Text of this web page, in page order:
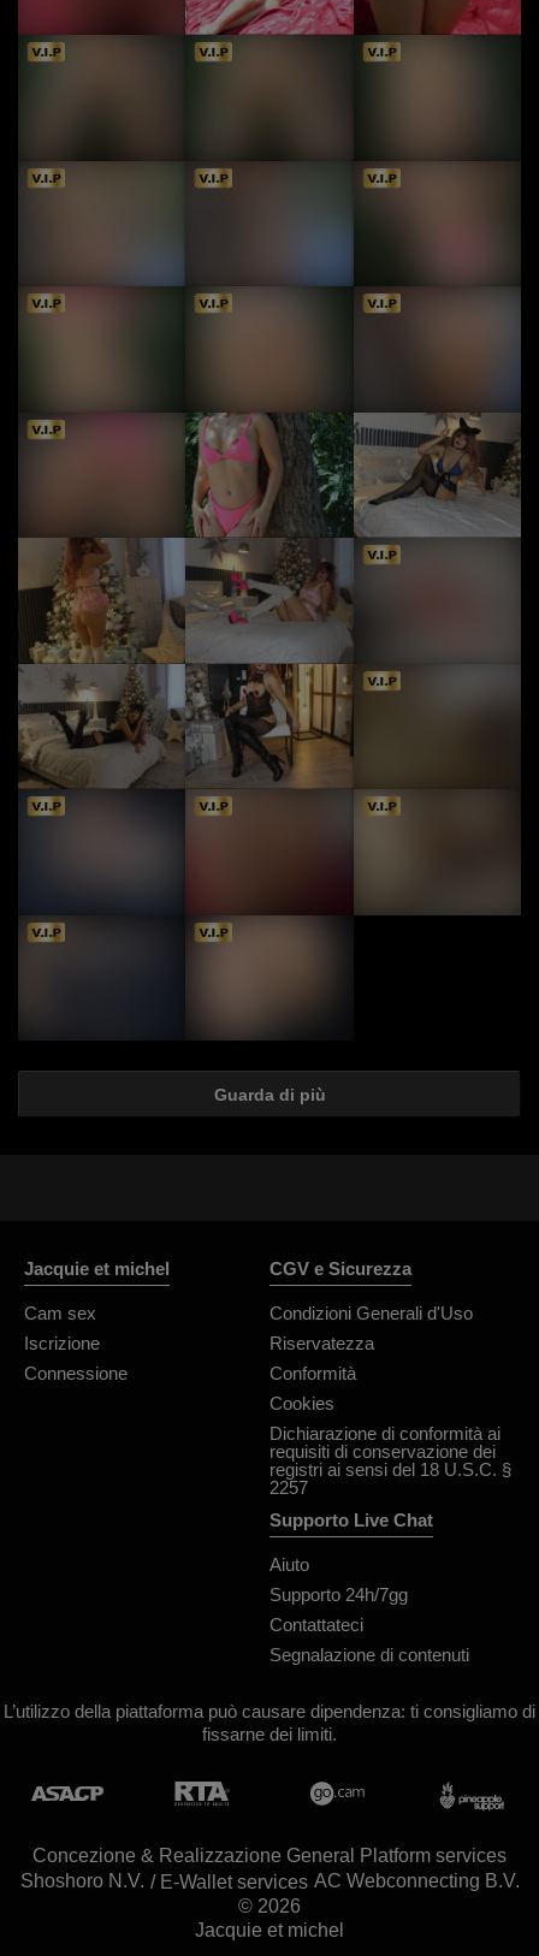
Guarda di più
Jacquie et michel
Cam sex
Iscrizione
Connessione
CGV e Sicurezza
Condizioni Generali d'Uso
Riservatezza
Conformità
Cookies
Dichiarazione di conformità ai
requisiti di conservazione dei
registri ai sensi del 18 U.S.C. §
2257
Supporto Live Chat
Aiuto
Supporto 24h/7gg
Contattateci
Segnalazione di contenuti
L’utilizzo della piattaforma può causare dipendenza: ti consigliamo di
fissarne dei limiti.
Concezione & Realizzazione General Platform services
/ E-Wallet services
© 2026
Jacquie et michel